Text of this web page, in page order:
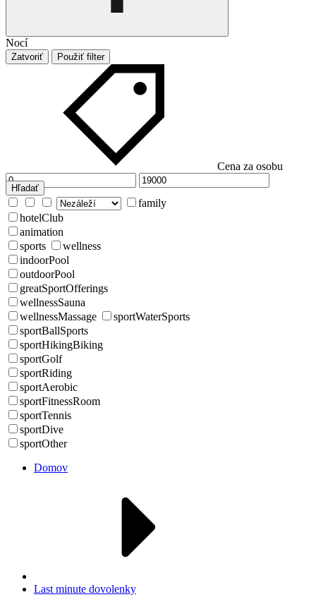
Nocí
Zatvoriť Použiť filter
Cena za osobu
Hľadať
family
hotelClub
animation
sports
wellness
indoorPool
outdoorPool
greatSportOfferings
wellnessSauna
wellnessMassage
sportWaterSports
sportBallSports
sportHikingBiking
sportGolf
sportRiding
sportAerobic
sportFitnessRoom
sportTennis
sportDive
sportOther
Domov
Last minute dovolenky